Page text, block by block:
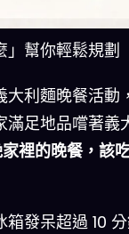
」幫你輕鬆規劃
大利麵晚餐活動
滿足地品嚐著義
裡的晚餐，該
發呆超過 10